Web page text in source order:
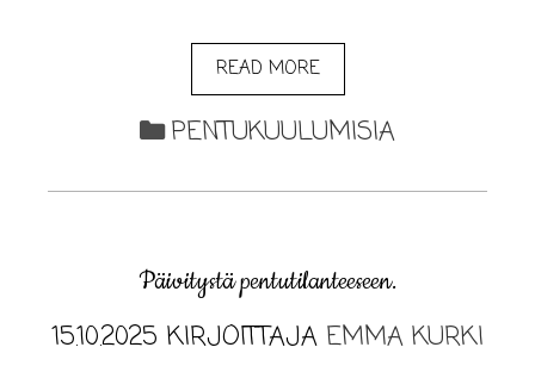
READ MORE
PENTUKUULUMISIA
Päivitystä pentutilanteeseen.
15.10.2025 KIRJOITTAJA EMMA KURKI